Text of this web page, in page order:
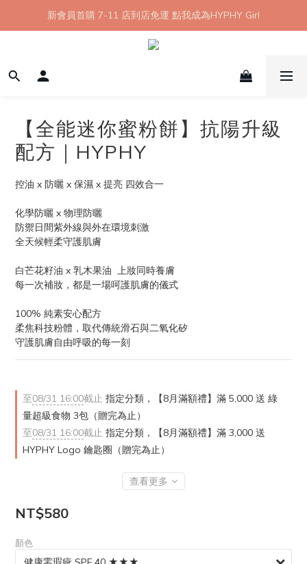
【8月限定】全館滿 1999 享 7-11 取貨不付款免運
新會員首購 7-11 店到店免運 點我成為HYPHY Girl
【8月限定】全館滿 1999 享 7-11 取貨不付款免運
【全能迷你蜜粉餅】抗陽升級
配方｜HYPHY
控油 x 防曬 x 保濕 x 提亮 四效合一
化學防曬 x 物理防曬
防禦日間紫外線與外在環境刺激
全天候輕柔守護肌膚
白芒花籽油 x 乳木果油  上妝同時養膚
每一次補妝，都是一場呵護肌膚的儀式
100% 純素安心配方
柔焦科技粉體，取代傳統滑石與二氧化矽
守護肌膚自由呼吸的每一刻
至08/31 16:00截止 指定分類，【8月滿額禮】滿 5,000 送 綠
量超級食物 3包（贈完為止）
至08/31 16:00截止 指定分類，【8月滿額禮】滿 3,000 送
HYPHY Logo 鑰匙圈（贈完為止）
查看更多
NT$580
顏色